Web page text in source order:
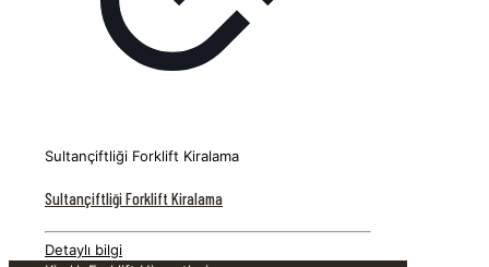
Sultançiftliği Forklift Kiralama
Sultançiftliği Forklift Kiralama
Detaylı bilgi